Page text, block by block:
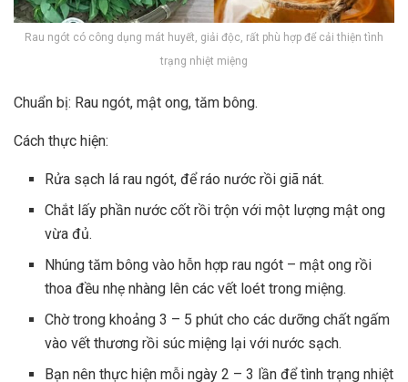
Rau ngót có công dụng mát huyết, giải độc, rất phù hợp để cải thiện tình
trạng nhiệt miệng
Chuẩn bị: Rau ngót, mật ong, tăm bông.
Cách thực hiện:
Rửa sạch lá rau ngót, để ráo nước rồi giã nát.
Chắt lấy phần nước cốt rồi trộn với một lượng mật ong
vừa đủ.
Nhúng tăm bông vào hỗn hợp rau ngót – mật ong rồi
thoa đều nhẹ nhàng lên các vết loét trong miệng.
Chờ trong khoảng 3 – 5 phút cho các dưỡng chất ngấm
vào vết thương rồi súc miệng lại với nước sạch.
Bạn nên thực hiện mỗi ngày 2 – 3 lần để tình trạng nhiệt